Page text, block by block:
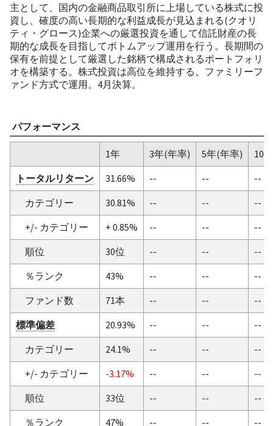
主として、国内の金融商品取引所に上場している株式に投
資し、確度の高い長期的な利益成長が見込まれる(クオリ
ティ・グロース)企業への厳選投資を通して信託財産の長
期的な成長を目指してボトムアップ運用を行う。長期間の
保有を前提として厳選した銘柄で構成されるポートフォリ
オを構築する。株式投資は高位を維持する。ファミリーフ
ァンド方式で運用。4月決算。
パフォーマンス
1年 3年(年率) 5年(年率)
10
トータルリターン
31.66% -- --
--
カテゴリー
30.81% -- --
--
+/- カテゴリー
+ 0.85% -- --
--
順位
30位 -- --
--
％ランク
43% -- --
--
ファンド数
71本 -- --
--
標準偏差
20.93% -- --
--
カテゴリー
24.1% -- --
--
+/- カテゴリー
-3.17% -- --
--
順位
33位 -- --
--
％ランク
47% -- -- --